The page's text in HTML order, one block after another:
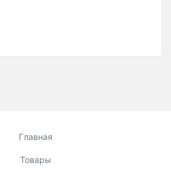
Главная
Товары